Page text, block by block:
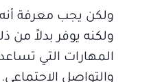
ولكن يجب معرفة أنه
ولكنه يوفر بدلاً من
المهارات التي
والتواصل الاجتماعي.